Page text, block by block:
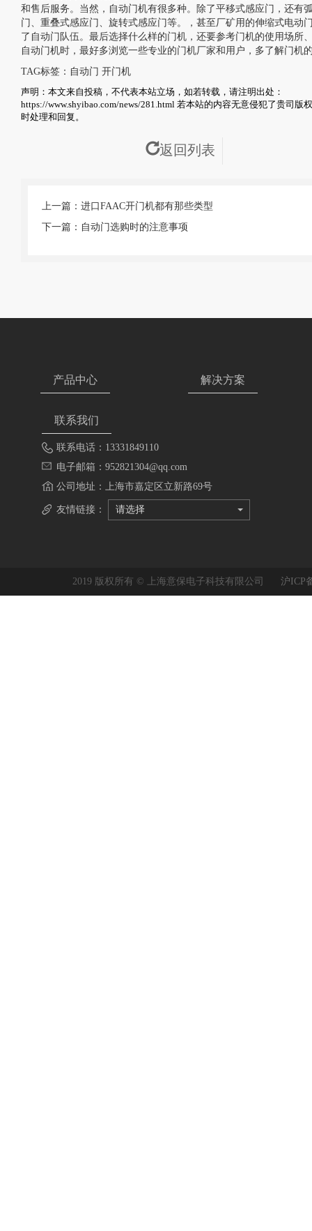
和售后服务。当然，自动门机有很多种。除了平移式感应门，还有
门、重叠式感应门、旋转式感应门等。，甚至厂矿用的伸缩式电动
了自动门队伍。最后选择什么样的门机，还要参考门机的使用场所
自动门机时，最好多浏览一些专业的门机厂家和用户，多了解门机
TAG标签： 自动门 开门机
声明：本文来自投稿，不代表本站立场，如若转载，请注明出处：
https://www.shyibao.com/news/281.html 若本站的内容无意侵犯了贵司版
时处理和回复。
返回列表
上一篇：进口FAAC开门机都有那些类型
下一篇：自动门选购时的注意事项
产品中心 解决方案
联系我们
联系电话：13331849110
电子邮箱：952821304@qq.com
公司地址：上海市嘉定区立新路69号
友情链接： 请选择
2019 版权所有 © 上海意保电子科技有限公司 沪ICP